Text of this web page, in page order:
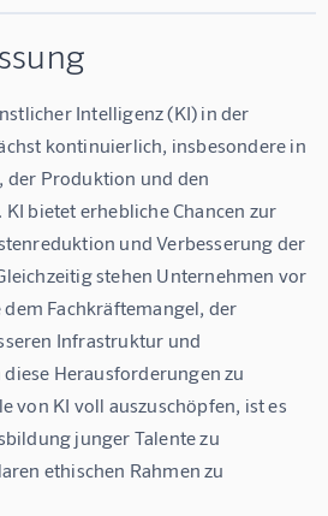
Intelligenz (KI) in der
kontinuierlich, insbesondere in
Produktion und den
bietet erhebliche Chancen zur
und Verbesserung der
stehen Unternehmen vor
Fachkräftemangel, der
Infrastruktur und
Herausforderungen zu
von KI voll auszuschöpfen, ist es
junger Talente zu
ethischen Rahmen zu